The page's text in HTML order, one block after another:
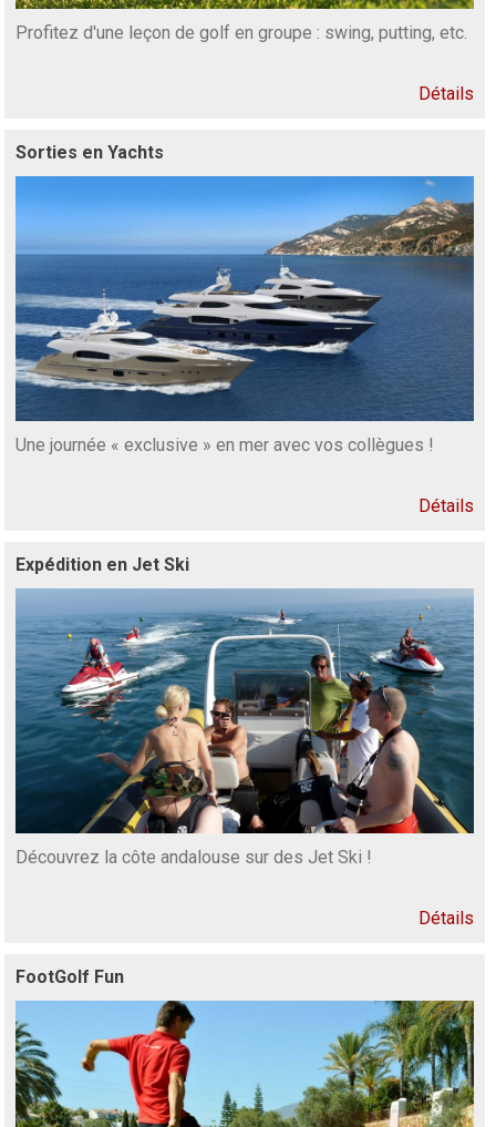
Profitez d'une leçon de golf en groupe : swing, putting, etc.
Détails
Sorties en Yachts
Une journée « exclusive » en mer avec vos collègues !
Détails
Expédition en Jet Ski
Découvrez la côte andalouse sur des Jet Ski !
Détails
FootGolf Fun